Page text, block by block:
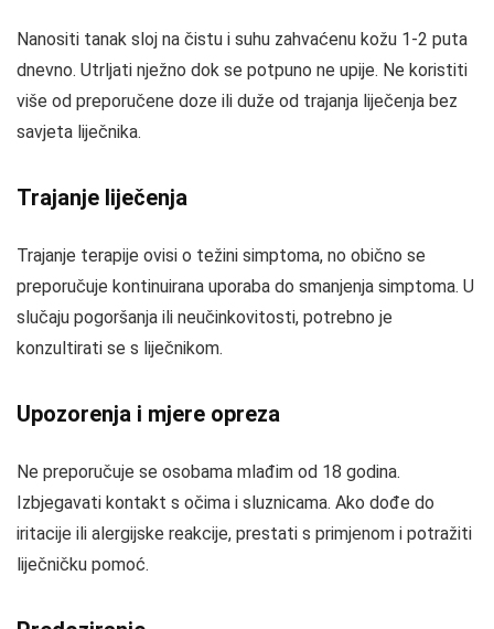
Nanositi tanak sloj na čistu i suhu zahvaćenu kožu 1-2 puta
dnevno. Utrljati nježno dok se potpuno ne upije. Ne koristiti
više od preporučene doze ili duže od trajanja liječenja bez
savjeta liječnika.
Trajanje liječenja
Trajanje terapije ovisi o težini simptoma, no obično se
preporučuje kontinuirana uporaba do smanjenja simptoma. U
slučaju pogoršanja ili neučinkovitosti, potrebno je
konzultirati se s liječnikom.
Upozorenja i mjere opreza
Ne preporučuje se osobama mlađim od 18 godina.
Izbjegavati kontakt s očima i sluznicama. Ako dođe do
iritacije ili alergijske reakcije, prestati s primjenom i potražiti
liječničku pomoć.